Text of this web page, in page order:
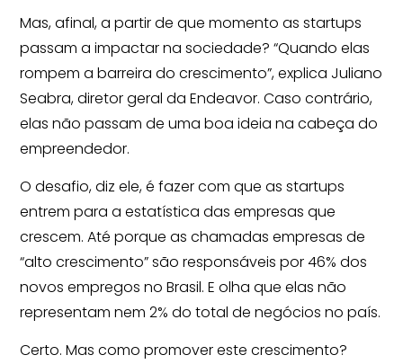
Mas, afinal, a partir de que momento as startups
passam a impactar na sociedade? “Quando elas
rompem a barreira do crescimento”, explica Juliano
Seabra, diretor geral da Endeavor. Caso contrário,
elas não passam de uma boa ideia na cabeça do
empreendedor.
O desafio, diz ele, é fazer com que as startups
entrem para a estatística das empresas que
crescem. Até porque as chamadas empresas de
“alto crescimento” são responsáveis por 46% dos
novos empregos no Brasil. E olha que elas não
representam nem 2% do total de negócios no país.
Certo. Mas como promover este crescimento?